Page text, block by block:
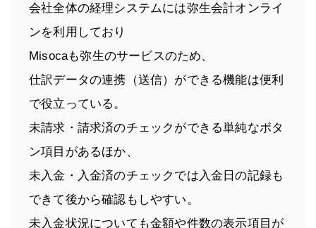
会社全体の経理システムには弥生会計オンライ
ンを利用しており
Misocaも弥生のサービスのため、
仕訳データの連携（送信）ができる機能は便利
で役立っている。
未請求・請求済のチェックができる単純なボタ
ン項目があるほか、
未入金・入金済のチェックでは入金日の記録も
できて後から確認もしやすい。
未入金状況についても金額や件数の表示項目が